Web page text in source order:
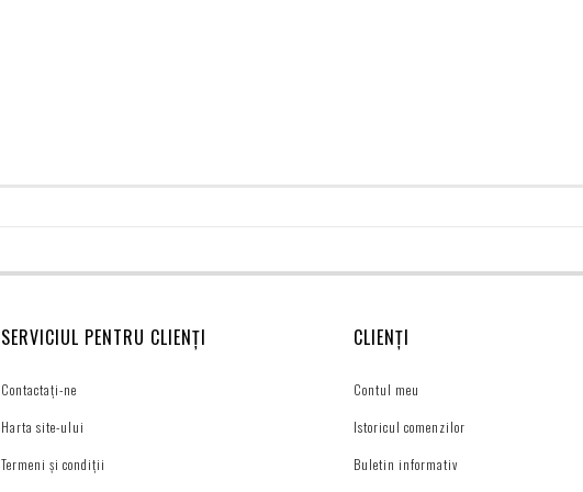
SERVICIUL PENTRU CLIENȚI
Contactați-ne
Harta site-ului
Termeni și condiții
CLIENȚI
Contul meu
Istoricul comenzilor
Buletin informativ